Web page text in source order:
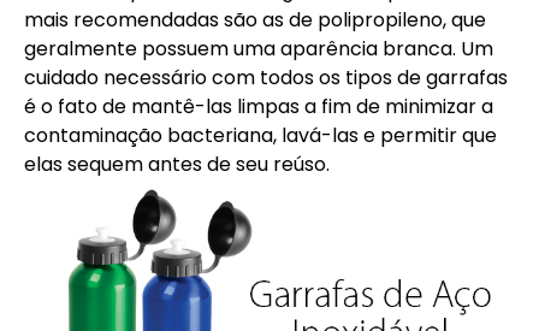
mais recomendadas são as de polipropileno, que
geralmente possuem uma aparência branca. Um
cuidado necessário com todos os tipos de garrafas
é o fato de mantê-las limpas a fim de minimizar a
contaminação bacteriana, lavá-las e permitir que
elas sequem antes de seu reúso.